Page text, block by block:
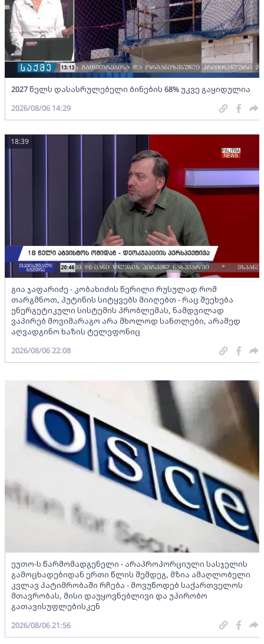
2027 წელს დასასრულებელი ბინების 68% უკვე გაყიდულია
2026/08/06 14:29
გია ჯაფარიძე - კობახიძის წერილი რუსულად რომ
თარგმნოთ, პუტინის სიტყვებს მიიღებთ - რაც შეეხება
ენერგეტიკული სისტემის პრობლემას, ნამდვილად
ვაპირებ მოვიმარაგო არა მხოლოდ სანთლები, არამედ
აღვადგინო ხაზის ტელეფონიც
18:39
2026/08/06 22:08
ეუთო-ს წარმომადგენელი - არაპროპორციული სასჯელის
გამოცხადებიდან ერთი წლის შემდეგ, მზია ამაღლობელი
კვლავ პატიმრობაში რჩება - მოვუწოდებ საქართველოს
მთავრობას, მისი დაუყოვნებლივი და უპირობო
გათავისუფლებისკენ
2026/08/06 21:56